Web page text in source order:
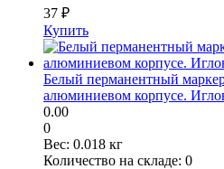
37 ₽
Купить
Белый перманентный
алюминиевом корпусе.
0.00
0
Вес: 0.018 кг
Количество на складе: 0